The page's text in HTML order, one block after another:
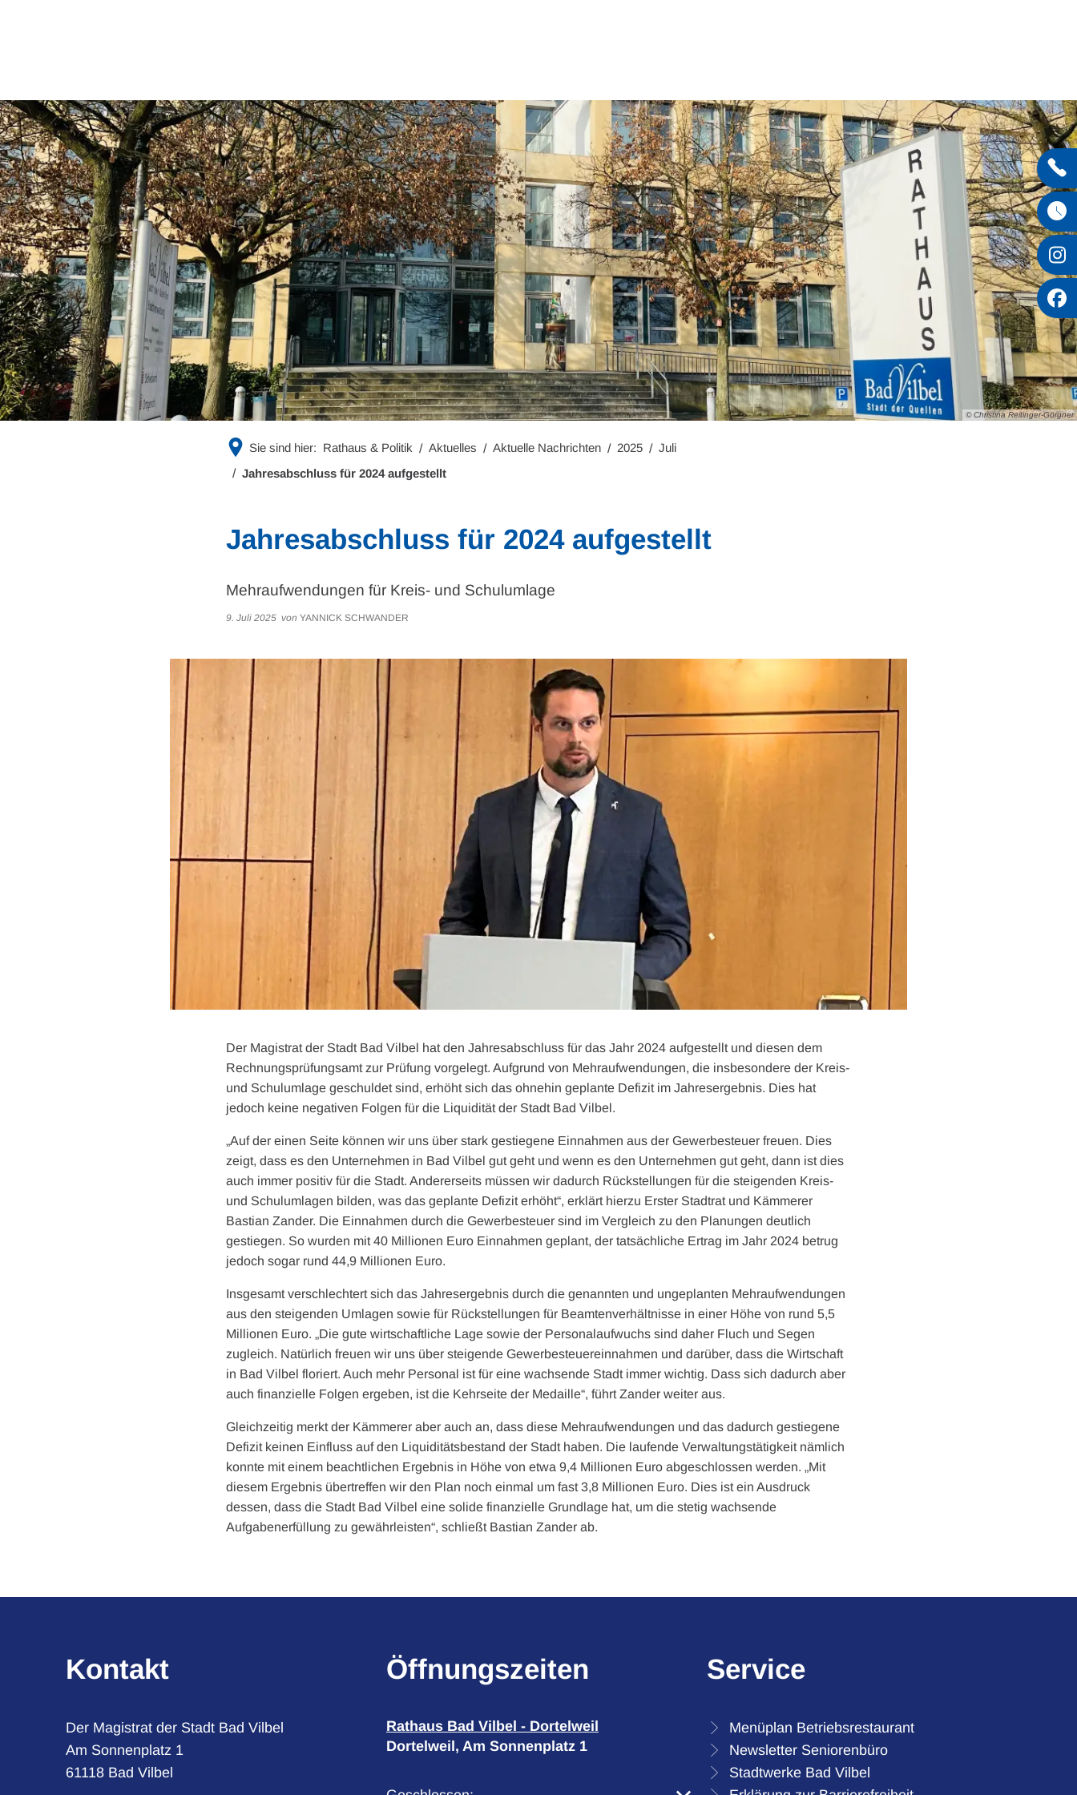
© Christina Reitinger-Görgner
Sie sind hier: Rathaus & Politik Aktuelles Aktuelle Nachrichten 2025
Juli
Jahresabschluss für 2024 aufgestellt
Jahresabschluss für 2024 aufgestellt
Mehraufwendungen für Kreis- und Schulumlage
9. Juli 2025 von YANNICK SCHWANDER
Der Magistrat der Stadt Bad Vilbel hat den Jahresabschluss für das Jahr 2024 aufgestellt und diesen dem
Rechnungsprüfungsamt zur Prüfung vorgelegt. Aufgrund von Mehraufwendungen, die insbesondere der Kreis-
und Schulumlage geschuldet sind, erhöht sich das ohnehin geplante Defizit im Jahresergebnis. Dies hat
jedoch keine negativen Folgen für die Liquidität der Stadt Bad Vilbel.
„Auf der einen Seite können wir uns über stark gestiegene Einnahmen aus der Gewerbesteuer freuen. Dies
zeigt, dass es den Unternehmen in Bad Vilbel gut geht und wenn es den Unternehmen gut geht, dann ist dies
auch immer positiv für die Stadt. Andererseits müssen wir dadurch Rückstellungen für die steigenden Kreis-
und Schulumlagen bilden, was das geplante Defizit erhöht“, erklärt hierzu Erster Stadtrat und Kämmerer
Bastian Zander. Die Einnahmen durch die Gewerbesteuer sind im Vergleich zu den Planungen deutlich
gestiegen. So wurden mit 40 Millionen Euro Einnahmen geplant, der tatsächliche Ertrag im Jahr 2024 betrug
jedoch sogar rund 44,9 Millionen Euro.
Insgesamt verschlechtert sich das Jahresergebnis durch die genannten und ungeplanten Mehraufwendungen
aus den steigenden Umlagen sowie für Rückstellungen für Beamtenverhältnisse in einer Höhe von rund 5,5
Millionen Euro. „Die gute wirtschaftliche Lage sowie der Personalaufwuchs sind daher Fluch und Segen
zugleich. Natürlich freuen wir uns über steigende Gewerbesteuereinnahmen und darüber, dass die Wirtschaft
in Bad Vilbel floriert. Auch mehr Personal ist für eine wachsende Stadt immer wichtig. Dass sich dadurch aber
auch finanzielle Folgen ergeben, ist die Kehrseite der Medaille“, führt Zander weiter aus.
Gleichzeitig merkt der Kämmerer aber auch an, dass diese Mehraufwendungen und das dadurch gestiegene
Defizit keinen Einfluss auf den Liquiditätsbestand der Stadt haben. Die laufende Verwaltungstätigkeit nämlich
konnte mit einem beachtlichen Ergebnis in Höhe von etwa 9,4 Millionen Euro abgeschlossen werden. „Mit
diesem Ergebnis übertreffen wir den Plan noch einmal um fast 3,8 Millionen Euro. Dies ist ein Ausdruck
dessen, dass die Stadt Bad Vilbel eine solide finanzielle Grundlage hat, um die stetig wachsende
Aufgabenerfüllung zu gewährleisten“, schließt Bastian Zander ab.
Kontakt
Der Magistrat der Stadt Bad Vilbel
Am Sonnenplatz 1
61118 Bad Vilbel
Öffnungszeiten
Rathaus Bad Vilbel - Dortelweil
Dortelweil, Am Sonnenplatz 1
Service
Menüplan Betriebsrestaurant
Newsletter Seniorenbüro
Stadtwerke Bad Vilbel